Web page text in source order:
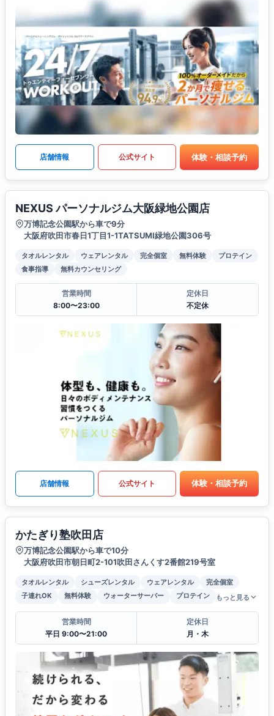
店舗情報 公式サイト 体験・相談予約
NEXUS パーソナルジム大阪緑地公園店
万博記念公園駅から車で9分
大阪府吹田市春日1丁目1-1TATSUMI緑地公園306号
タオルレンタル ウェアレンタル 完全個室 無料体験
プロテイン
食事指導
無料カウンセリング
営業時間
8:00〜23:00
定休日
不定休
店舗情報 公式サイト 体験・相談予約
かたぎり塾吹田店
万博記念公園駅から車で10分
大阪府吹田市朝日町2-101吹田さんくす2番館219号室
タオルレンタル シューズレンタル ウェアレンタル
完全個室
子連れOK
無料体験 ウォーターサーバー プロテイン もっと見る
営業時間
平日 9:00〜21:00
定休日
月・木